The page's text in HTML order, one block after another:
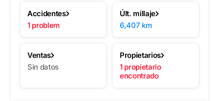
Accidentes
1 problem
Últ. millaje
6,407 km
Ventas
Sin datos
Propietarios
1 propietario
encontrado